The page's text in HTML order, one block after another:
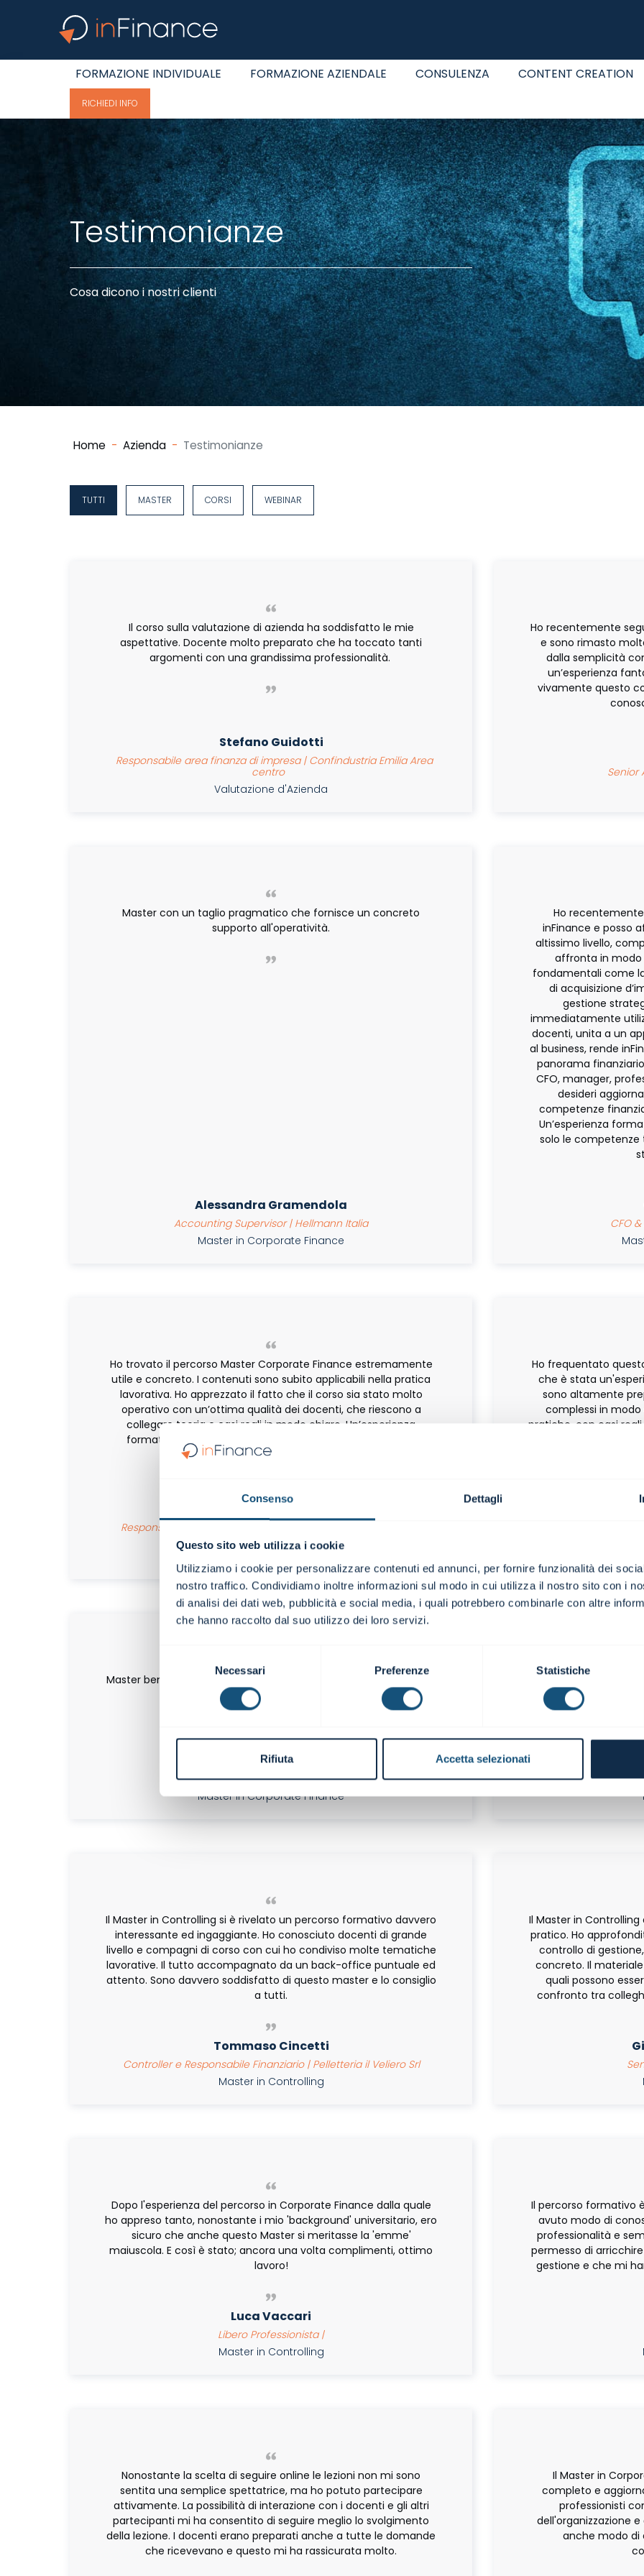
Consenso Dettagli
Questo sito web utilizza i cookie
Utilizziamo i cookie per personalizzare contenuti ed annunci, per fornire funzionalità dei
nostro traffico. Condividiamo inoltre informazioni sul modo in cui utilizza il nostro sito con i
di analisi dei dati web, pubblicità e social media, i quali potrebbero combinarle con altre
che hanno raccolto dal suo utilizzo dei loro servizi.
Necessari Preferenze Statistiche
Rifiuta Accetta selezionati
FORMAZIONE INDIVIDUALE FORMAZIONE AZIENDALE CONSULENZA CONTENT CREATION
RICHIEDI INFO
Testimonianze
Cosa dicono i nostri clienti
Home Azienda Testimonianze
TUTTI MASTER CORSI WEBINAR
Il corso sulla valutazione di azienda ha soddisfatto le mie
aspettative. Docente molto preparato che ha toccato tanti
argomenti con una grandissima professionalità.
Stefano Guidotti
Responsabile area finanza di impresa | Confindustria Emilia Area
centro
Valutazione d'Azienda
Ho recentemente
e sono rimasto
dalla semplicità
un’esperienza
vivamente questo
Senior
Master con un taglio pragmatico che fornisce un concreto
supporto all'operatività.
Alessandra Gramendola
Accounting Supervisor | Hellmann Italia
Master in Corporate Finance
Ho
inFinance e posso
altissimo livello,
affronta in
fondamentali come
di acquisizione
gestione
immediatamente
docenti, unita a un
al business, rende
panorama
CFO, manager,
desideri
competenze
Un’esperienza
solo le
CFO &
Ho trovato il percorso Master Corporate Finance estremamente
utile e concreto. I contenuti sono subito applicabili nella pratica
lavorativa. Ho apprezzato il fatto che il corso sia stato molto
operativo con un’ottima qualità dei docenti, che riescono a
collegare teoria e casi reali in modo chiaro. Un’esperienza
formativa che consiglierò sicuramente e che continuerò.
Responsabile Tesoreria | Coordinatrice Ufficio Amministrativo |
INTRAUMA SPA
Ho frequentato
che è stata
sono altamente
complessi in
pratiche, con casi
taglio è verticale e
subito spendibili.
Master ben strutturato con un'ottima suddivisione tra spiegazioni
teoriche ed esercizi pratici.
Gianpaolo D'Angelo
Corporate Advisor | Crédit Agricole Italia SPA
Master in Corporate Finance
Un'ottima occasione
azienda, sugli
Il Master in Controlling si è rivelato un percorso formativo davvero
interessante ed ingaggiante. Ho conosciuto docenti di grande
livello e compagni di corso con cui ho condiviso molte tematiche
lavorative. Il tutto accompagnato da un back-office puntuale ed
attento. Sono davvero soddisfatto di questo master e lo consiglio
a tutti.
Tommaso Cincetti
Controller e Responsabile Finanziario | Pelletteria il Veliero Srl
Master in Controlling
Il Master in
pratico. Ho
controllo di
concreto. Il
quali possono
confronto tra
Dopo l'esperienza del percorso in Corporate Finance dalla quale
ho appreso tanto, nonostante i mio 'background' universitario, ero
sicuro che anche questo Master si meritasse la 'emme'
maiuscola. E così è stato; ancora una volta complimenti, ottimo
lavoro!
Luca Vaccari
Libero Professionista |
Master in Controlling
Il percorso formativo
avuto modo di
professionalità e
permesso di
gestione e che mi
Nonostante la scelta di seguire online le lezioni non mi sono
sentita una semplice spettatrice, ma ho potuto partecipare
attivamente. La possibilità di interazione con i docenti e gli altri
partecipanti mi ha consentito di seguire meglio lo svolgimento
della lezione. I docenti erano preparati anche a tutte le domande
che ricevevano e questo mi ha rassicurata molto.
Il Master in
completo e
professionisti
dell'organizzazione
anche modo di